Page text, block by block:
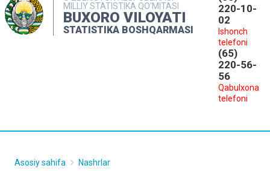
MILLIY STATISTIKA QO‘MITASI
BUXORO VILOYATI
STATISTIKA BOSHQARMASI
220-10-
02
Ishonch
telefoni
(65)
220-56-
56
Qabulxona
telefoni
MATBUOT XIZMATI
MUROJAATLAR
Asosiy sahifa Nashrlar